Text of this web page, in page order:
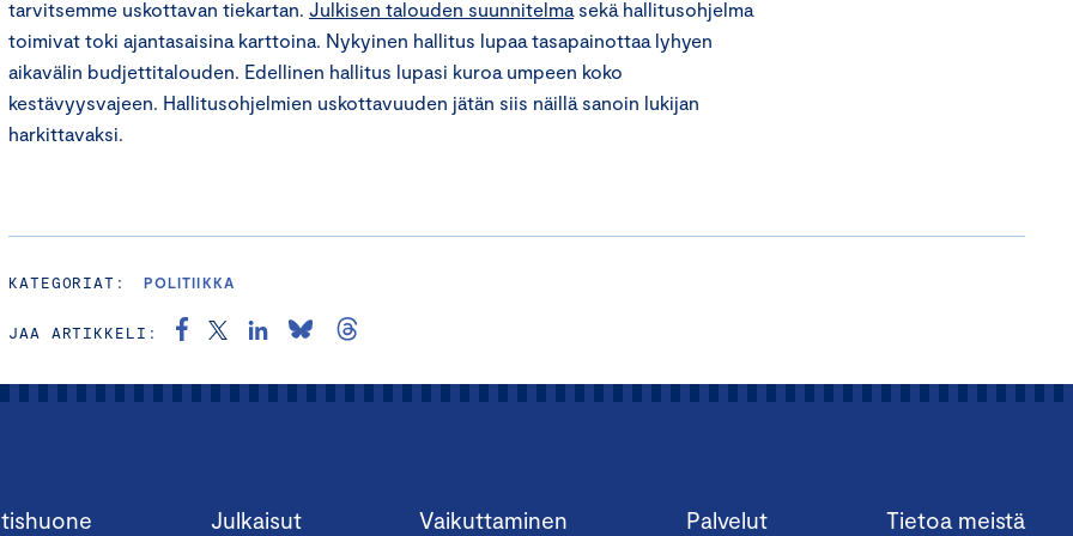
tarvitsemme uskottavan tiekartan. Julkisen talouden suunnitelma sekä hallitusohjelma
toimivat toki ajantasaisina karttoina. Nykyinen hallitus lupaa tasapainottaa lyhyen
aikavälin budjettitalouden. Edellinen hallitus lupasi kuroa umpeen koko
kestävyysvajeen. Hallitusohjelmien uskottavuuden jätän siis näillä sanoin lukijan
harkittavaksi.
KATEGORIAT: POLITIIKKA
JAA ARTIKKELI:
Julkaisut Vaikuttaminen Palvelut Tietoa meistä